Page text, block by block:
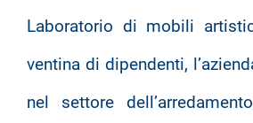
Laboratorio di mobili
ventina di dipendenti,
nel settore